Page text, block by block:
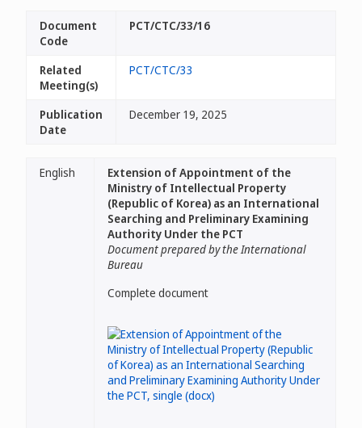
Document
Code
PCT/CTC/33/16
Related
Meeting(s)
PCT/CTC/33
Publication
Date
December 19, 2025
English
Extension of Appointment of the
Ministry of Intellectual Property
(Republic of Korea) as an International
Searching and Preliminary Examining
Authority Under the PCT
Document prepared by the International
Bureau
Complete document